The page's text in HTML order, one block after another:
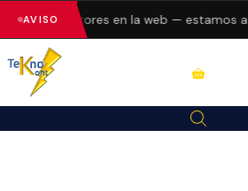
AVISO errores en la web — estamos